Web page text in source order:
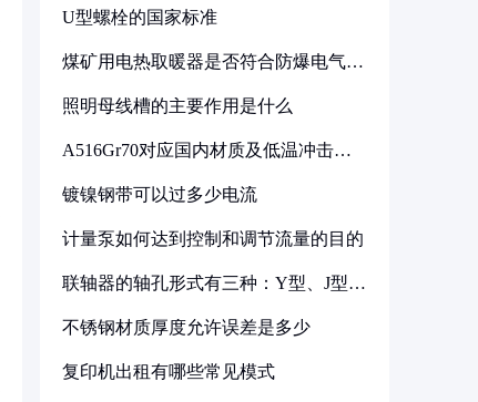
U型螺栓的国家标准
煤矿用电热取暖器是否符合防爆电气设
照明母线槽的主要作用是什么
A516Gr70对应国内材质及低温冲击要
镀镍钢带可以过多少电流
计量泵如何达到控制和调节流量的目的
联轴器的轴孔形式有三种：Y型、J型、
不锈钢材质厚度允许误差是多少
复印机出租有哪些常见模式